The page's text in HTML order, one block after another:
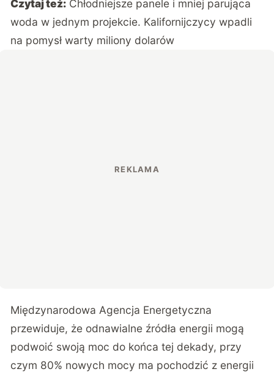
Czytaj też: Chłodniejsze panele i mniej parująca
woda w jednym projekcie. Kalifornijczycy wpadli
na pomysł warty miliony dolarów
Międzynarodowa Agencja Energetyczna
przewiduje, że odnawialne źródła energii mogą
podwoić swoją moc do końca tej dekady, przy
czym 80% nowych mocy ma pochodzić z energii